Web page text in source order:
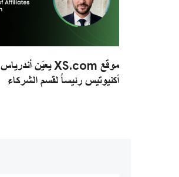
موقع XS.com يعيّن أندرياس
أكنيوتيس رئيساً لقسم الشركاء